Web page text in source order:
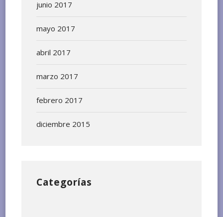
junio 2017
mayo 2017
abril 2017
marzo 2017
febrero 2017
diciembre 2015
Categorías